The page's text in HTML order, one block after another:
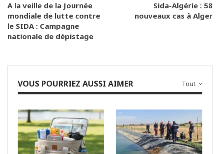
A la veille de la Journée
mondiale de lutte contre
le SIDA : Campagne
nationale de dépistage
Sida-Algérie : 58
nouveaux cas à Alger
Tout
VOUS POURRIEZ AUSSI AIMER